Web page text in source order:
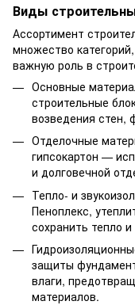
Виды
Ассортимент
множество
важную роль в
Основные
строительные
возведения стен,
Отделочные
гипсокартон —
и долговечной
Тепло- и
Пеноплекс,
сохранить тепло
защиты
влаги,
материалов.